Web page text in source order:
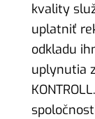
kvality
uplatniť
odkladu
uplynutia